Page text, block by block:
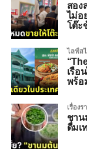
สอง
ไม่อ
โต๊ะ
ไลฟ์ส
เรือ
พร้อ
เรื่อง
ชาน
ดื่มเ